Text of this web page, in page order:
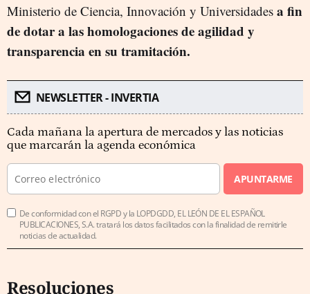
Ministerio de Ciencia, Innovación y Universidades a fin
de dotar a las homologaciones de agilidad y
transparencia en su tramitación.
NEWSLETTER - INVERTIA
Cada mañana la apertura de mercados y las noticias
que marcarán la agenda económica
APUNTARME
De conformidad con el RGPD y la LOPDGDD, EL LEÓN DE EL ESPAÑOL
PUBLICACIONES, S.A. tratará los datos facilitados con la finalidad de remitirle
noticias de actualidad.
Resoluciones